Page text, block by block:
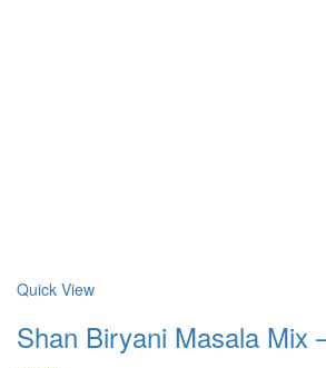
Quick View
Shan Biryani Masala Mix